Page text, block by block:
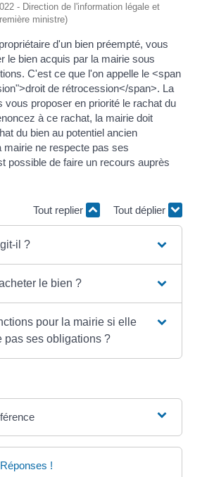
- Direction de l'information légale et
ministre)
d'un bien préempté, vous
le bien acquis par la mairie sous
C'est ce que l'on appelle le <span
de rétrocession</span>. La
vous proposer en priorité le rachat du
à ce rachat, la mairie doit
du bien au potentiel ancien
mairie ne respecte pas ses
possible de faire un recours auprès
Tout replier Tout déplier
il ?
le bien ?
pour la mairie si elle
pas ses obligations ?
!